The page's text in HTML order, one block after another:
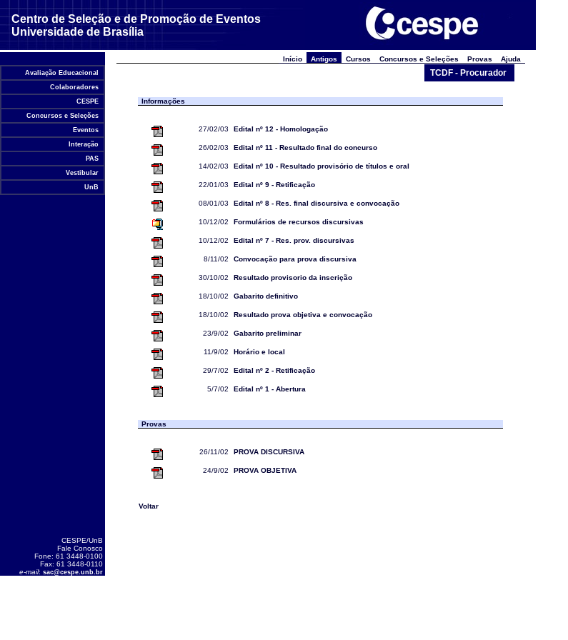
Centro de Seleção e de Promoção de Eventos
Universidade de Brasília
Avaliação Educacional
Colaboradores
CESPE
Concursos e Seleções
Eventos
Interação
PAS
Vestibular
UnB
Início Antigos Cursos Concursos e Seleções Provas Ajuda
TCDF - Procurador
Informações
27/02/03 Edital nº 12 - Homologação
26/02/03 Edital nº 11 - Resultado final do concurso
14/02/03 Edital nº 10 - Resultado provisório de títulos e oral
22/01/03 Edital nº 9 - Retificação
08/01/03 Edital nº 8 - Res. final discursiva e convocação
10/12/02 Formulários de recursos discursivas
10/12/02 Edital nº 7 - Res. prov. discursivas
8/11/02 Convocação para prova discursiva
30/10/02 Resultado provisorio da inscrição
18/10/02 Gabarito definitivo
18/10/02 Resultado prova objetiva e convocação
23/9/02 Gabarito preliminar
11/9/02 Horário e local
29/7/02 Edital nº 2 - Retificação
5/7/02 Edital nº 1 - Abertura
Provas
26/11/02 PROVA DISCURSIVA
24/9/02 PROVA OBJETIVA
Voltar
CESPE/UnB
Fale Conosco
Fone: 61 3448-0100
Fax: 61 3448-0110
e-mail: sac@cespe.unb.br